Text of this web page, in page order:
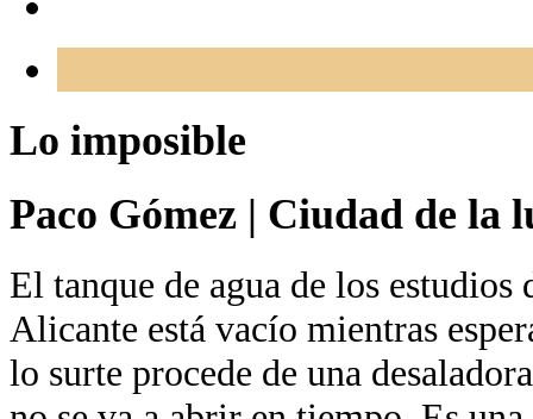
Lo imposible
Paco Gómez | Ciudad de la
El tanque de agua de los
Alicante está vacío mientras
lo surte procede de una